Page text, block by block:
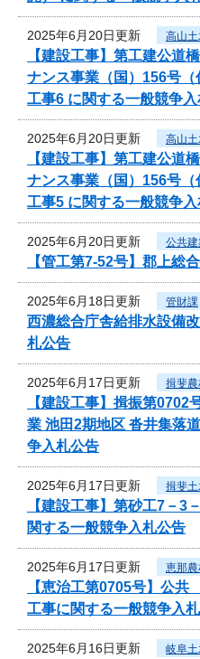
2025年6月20日更新 高山
【建設工事】第工建公
ナンス事業（国）156号
工事6 に関する一般競争
2025年6月20日更新 高山
【建設工事】第工建公
ナンス事業（国）156号
工事5 に関する一般競争
2025年6月20日更新 公共
【管工第7-52号】郡上総
2025年6月18日更新 管財課
西濃総合庁舎給排水設備
札公告
2025年6月17日更新 揖斐
【建設工事】揖振第0702
業 池田2期地区 沓井集落
争入札公告
2025年6月17日更新 揖斐
【建設工事】第砂工7－
関する一般競争入札公告
2025年6月17日更新 恵那
【恵治工第0705号】公
工事に関する一般競争入
2025年6月16日更新 岐阜